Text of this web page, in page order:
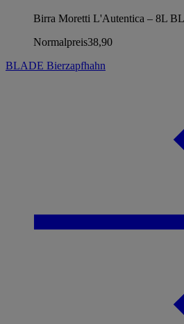
Birra Moretti L'Autentica – 8L
Normalpreis38,90
BLADE Bierzapfhahn